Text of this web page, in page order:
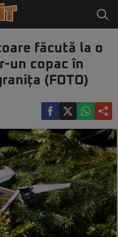
făcută la o
un copac în
(FOTO)